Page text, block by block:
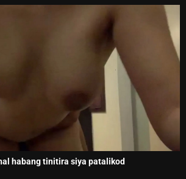
habang tinitira siya patalikod